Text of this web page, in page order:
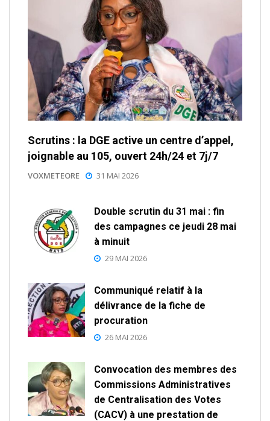
Scrutins : la DGE active un centre d’appel,
joignable au 105, ouvert 24h/24 et 7j/7
VOXMETEORE 31 MAI 2026
Double scrutin du 31 mai : fin
des campagnes ce jeudi 28 mai
à minuit
29 MAI 2026
Communiqué relatif à la
délivrance de la fiche de
procuration
26 MAI 2026
Convocation des membres des
Commissions Administratives
de Centralisation des Votes
(CACV) à une prestation de